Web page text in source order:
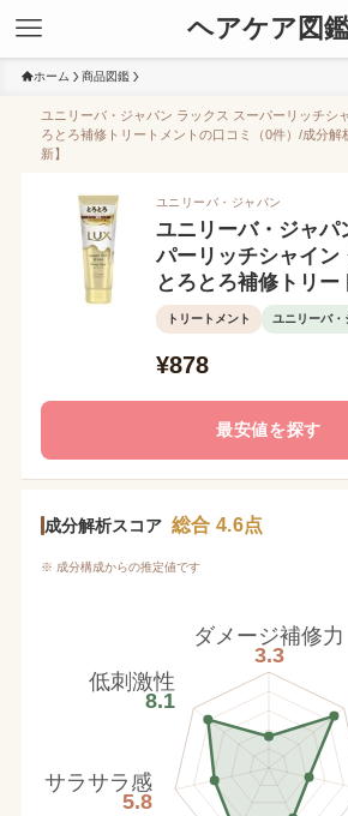
ヘアケア図
ホーム 商品図鑑
ユニリーバ・ジャパン ラックス スーパーリッチシ
ろとろ補修トリートメントの口コミ（0件）/成分解
新】
ユニリーバ・ジャパン
ユニリーバ・ジャパ
パーリッチシャイン
とろとろ補修トリー
トリートメント ユニリーバ・
¥878
最安値を探す
成分解析スコア 総合 4.6点
※ 成分構成からの推定値です
ダメージ補修力
3.3
サラサラ感
5.8
低刺激性
8.1